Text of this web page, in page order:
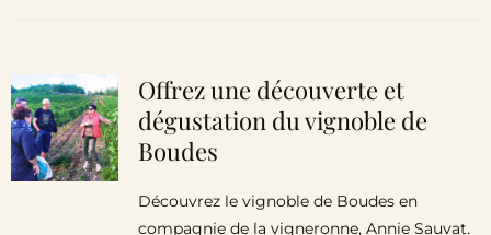
Offrez une découverte et
dégustation du vignoble de
Boudes
Découvrez le vignoble de Boudes en
compagnie de la vigneronne, Annie Sauvat.